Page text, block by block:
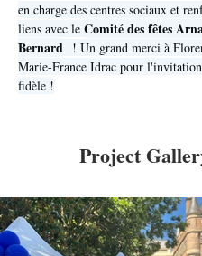
en charge des centres sociaux et
liens avec le Comité des fêtes
Bernard ! Un grand merci à
Marie-France Idrac pour
fidèle !
Project